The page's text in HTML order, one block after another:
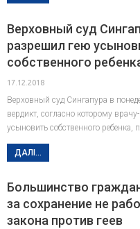
Верховный суд
разрешил гею
собственного
17.12.2018
Верховный суд Сингапура в
вердикт, согласно которому
усыновить собственного ребенка,
ДАЛІ...
Большинство
за сохранение не
закона против геев